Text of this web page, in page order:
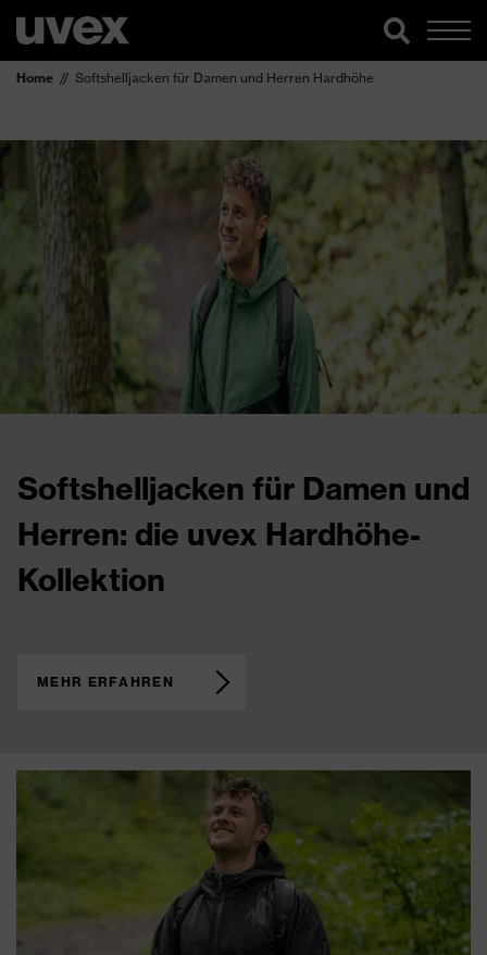
Home Softshelljacken für Damen und Herren Hardhöhe
Softshelljacken für Damen und
Herren: die uvex Hardhöhe-
Kollektion
MEHR ERFAHREN